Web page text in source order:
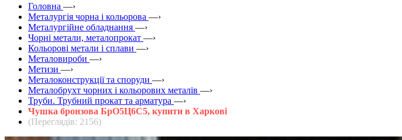
Головна —›
Металургія чорна і кольорова —›
Металургійне обладнання —›
Чорні метали, металопрокат —›
Кольорові метали і сплави —›
Металовироби —›
Метизи —›
Металоконструкції та споруди —›
Металобрухт чорних і кольорових металів —›
Труби. Трубний прокат та арматура —›
Чушка бронзова БрО5Ц6С5, купити в Харкові
(Переглядів: 2156)